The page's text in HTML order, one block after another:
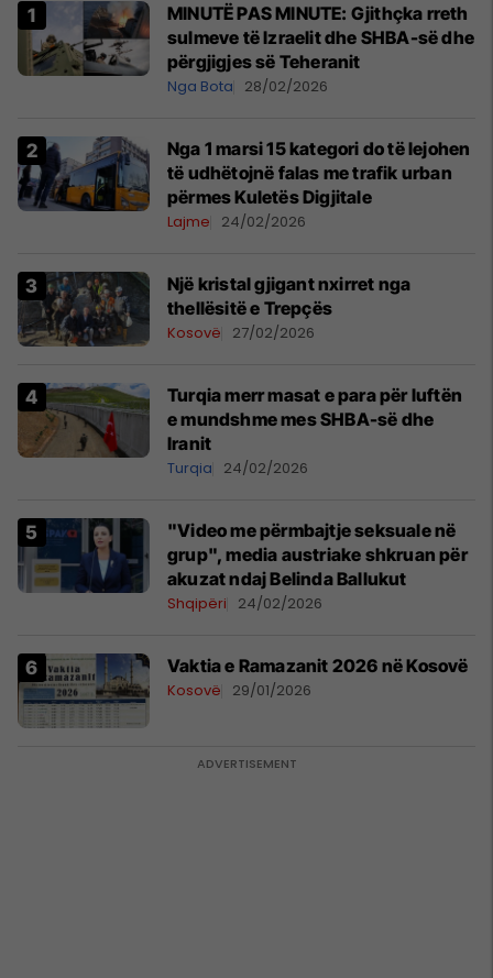
MINUTË PAS MINUTE: Gjithçka rreth
sulmeve të Izraelit dhe SHBA-së dhe
përgjigjes së Teheranit
Nga Bota 28/02/2026
Nga 1 marsi 15 kategori do të lejohen
të udhëtojnë falas me trafik urban
përmes Kuletës Digjitale
Lajme 24/02/2026
Një kristal gjigant nxirret nga
thellësitë e Trepçës
Kosovë 27/02/2026
Turqia merr masat e para për luftën
e mundshme mes SHBA-së dhe
Iranit
Turqia 24/02/2026
"Video me përmbajtje seksuale në
grup", media austriake shkruan për
akuzat ndaj Belinda Ballukut
Shqipëri 24/02/2026
Vaktia e Ramazanit 2026 në Kosovë
Kosovë 29/01/2026